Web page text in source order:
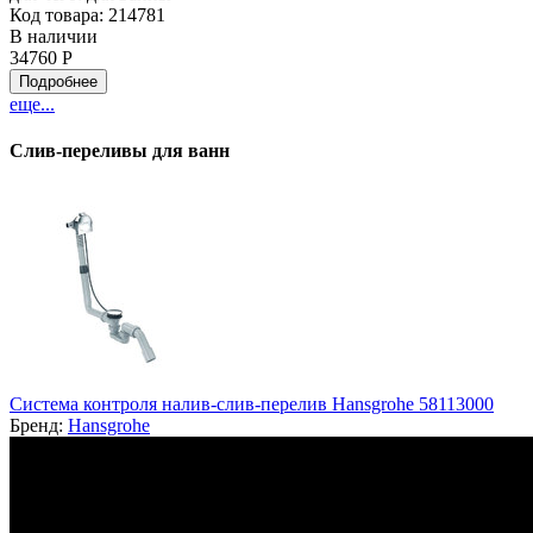
Код товара: 214781
В наличии
34760 Р
Подробнее
еще...
Слив-переливы для ванн
Система контроля налив-слив-перелив Hansgrohe 58113000
Бренд: Hansgrohe